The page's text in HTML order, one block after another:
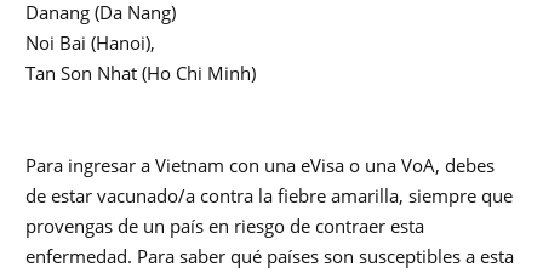
Danang (Da Nang)
Noi Bai (Hanoi),
Tan Son Nhat (Ho Chi Minh)
Para ingresar a Vietnam con una eVisa o una VoA, debes
de estar vacunado/a contra la fiebre amarilla, siempre que
provengas de un país en riesgo de contraer esta
enfermedad. Para saber qué países son susceptibles a esta